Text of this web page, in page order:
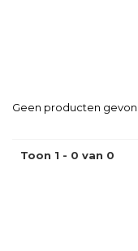
Geen producten
Toon 1 - 0 van 0